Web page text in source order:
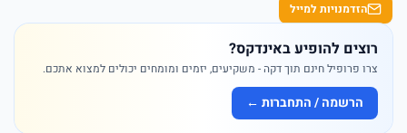
הזדמנויות למייל
רוצים להופיע באינדקס?
צרו פרופיל חינם תוך דקה - משקיעים, יזמים ומומחים יכולים למצוא אתכם.
הרשמה / התחברות ←